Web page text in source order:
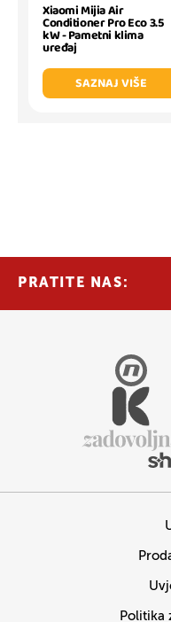
Xiaomi Mijia Air
Conditioner Pro Eco 3.5
kW - Pametni klima
uređaj
SAZNAJ VIŠE
PRATITE NAS:
Politika